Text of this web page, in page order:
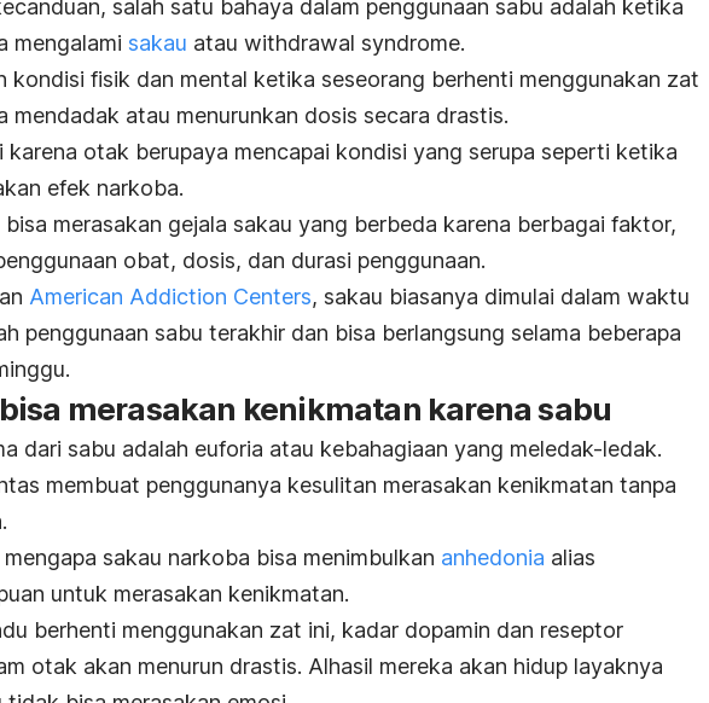
salah satu bahaya dalam penggunaan sabu adalah ketika
mengalami sakau atau withdrawal syndrome.
kondisi fisik dan mental ketika seseorang berhenti menggunakan zat
mendadak atau menurunkan dosis secara drastis.
karena otak berupaya mencapai kondisi yang serupa seperti ketika
efek narkoba.
merasakan gejala sakau yang berbeda karena berbagai faktor,
obat, dosis, dan durasi penggunaan.
American Addiction Centers, sakau biasanya dimulai dalam waktu
penggunaan sabu terakhir dan bisa berlangsung selama beberapa
merasakan kenikmatan karena sabu
dari sabu adalah euforia atau kebahagiaan yang meledak-ledak.
membuat penggunanya kesulitan merasakan kenikmatan tanpa
sakau narkoba bisa menimbulkan anhedonia alias
untuk merasakan kenikmatan.
berhenti menggunakan zat ini, kadar dopamin dan reseptor
otak akan menurun drastis. Alhasil mereka akan hidup layaknya